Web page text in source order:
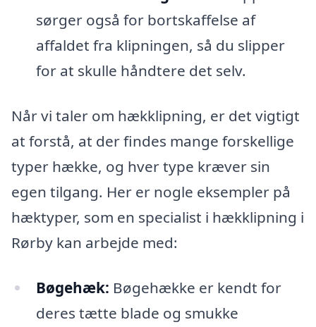
sørger også for bortskaffelse af
affaldet fra klipningen, så du slipper
for at skulle håndtere det selv.
Når vi taler om hækklipning, er det vigtigt
at forstå, at der findes mange forskellige
typer hække, og hver type kræver sin
egen tilgang. Her er nogle eksempler på
hæktyper, som en specialist i hækklipning i
Rørby kan arbejde med:
Bøgehæk: Bøgehække er kendt for
deres tætte blade og smukke